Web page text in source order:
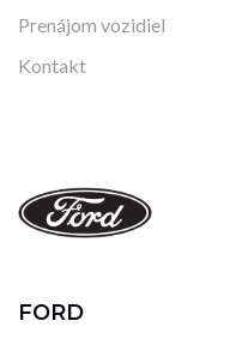
Prenájom vozidiel
Kontakt
FORD